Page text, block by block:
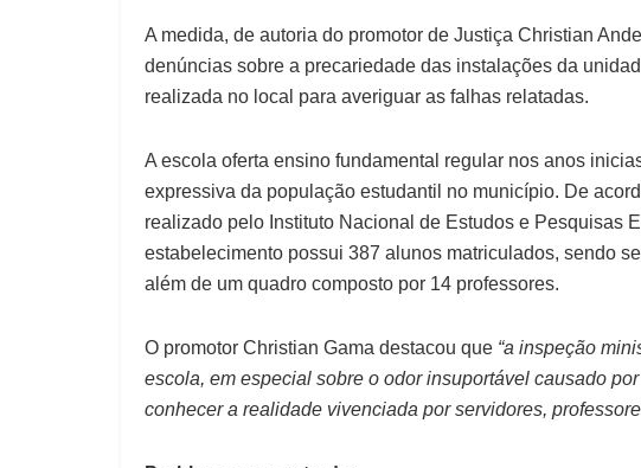
A medida, de autoria do promotor de Justiça Christian
denúncias sobre a precariedade das instalações da
realizada no local para averiguar as falhas relatadas.
A escola oferta ensino fundamental regular nos anos
expressiva da população estudantil no município. De
realizado pelo Instituto Nacional de Estudos e Pesquisas
estabelecimento possui 387 alunos matriculados, sendo
além de um quadro composto por 14 professores.
O promotor Christian Gama destacou que “a inspeção
escola, em especial sobre o odor insuportável causado
conhecer a realidade vivenciada por servidores,